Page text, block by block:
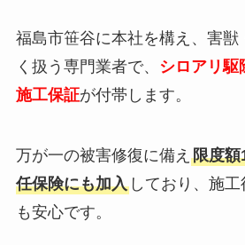
福島市笹谷に本社を構え、害獣
く扱う専門業者で、 シロアリ駆
施工保証が付帯します。
万が一の被害修復に備え 限度額
任保険にも加入しており、施
も安心です。